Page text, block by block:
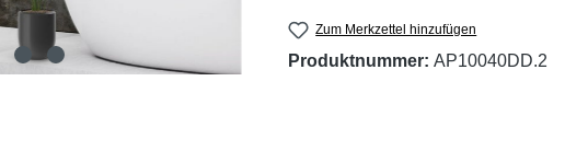
Zum Merkzettel hinzufügen
Produktnummer: AP10040DD.2